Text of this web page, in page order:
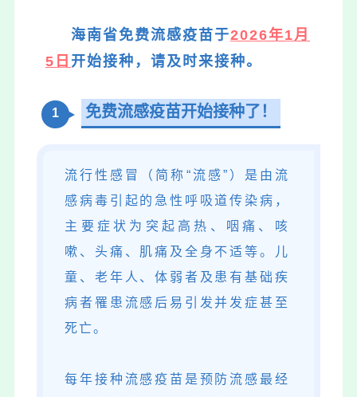
海南省免费流感疫苗于2026年1月
5日 开始接种，请及时来接种。
1 免费流感疫苗开始接种了！
流行性感冒（简称“流感”）是由流
感病毒引起的急性呼吸道传染病，
主要症状为突起高热、咽痛、咳
嗽、头痛、肌痛及全身不适等。儿
童、老年人、体弱者及患有基础疾
病者罹患流感后易引发并发症甚至
死亡。
每年接种流感疫苗是预防流感最经